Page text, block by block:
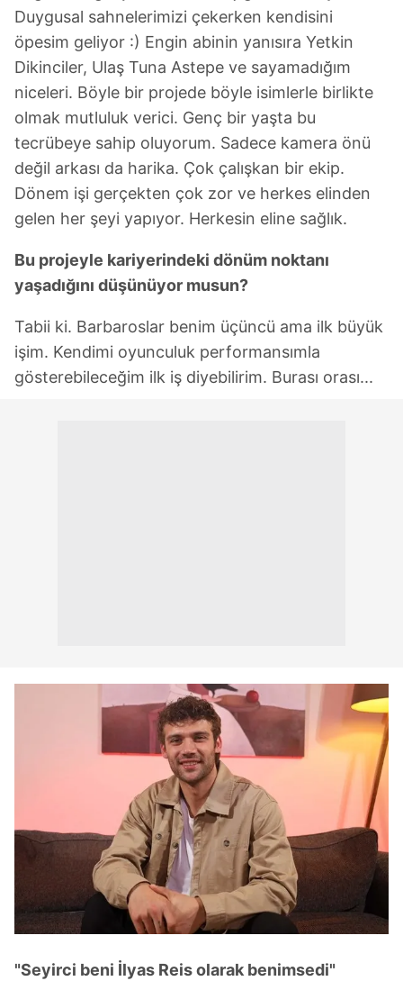
Duygusal sahnelerimizi çekerken kendisini
öpesim geliyor :) Engin abinin yanısıra Yetkin
Dikinciler, Ulaş Tuna Astepe ve sayamadığım
niceleri. Böyle bir projede böyle isimlerle birlikte
olmak mutluluk verici. Genç bir yaşta bu
tecrübeye sahip oluyorum. Sadece kamera önü
değil arkası da harika. Çok çalışkan bir ekip.
Dönem işi gerçekten çok zor ve herkes elinden
gelen her şeyi yapıyor. Herkesin eline sağlık.
Bu projeyle kariyerindeki dönüm noktanı
yaşadığını düşünüyor musun?
Tabii ki. Barbaroslar benim üçüncü ama ilk büyük
işim. Kendimi oyunculuk performansımla
gösterebileceğim ilk iş diyebilirim. Burası orası...
"Seyirci beni İlyas Reis olarak benimsedi"